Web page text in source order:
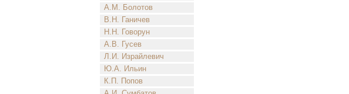
А.М. Болотов
В.Н. Ганичев
Н.Н. Говорун
А.В. Гусев
Л.И. Израйлевич
Ю.А. Ильин
К.П. Попов